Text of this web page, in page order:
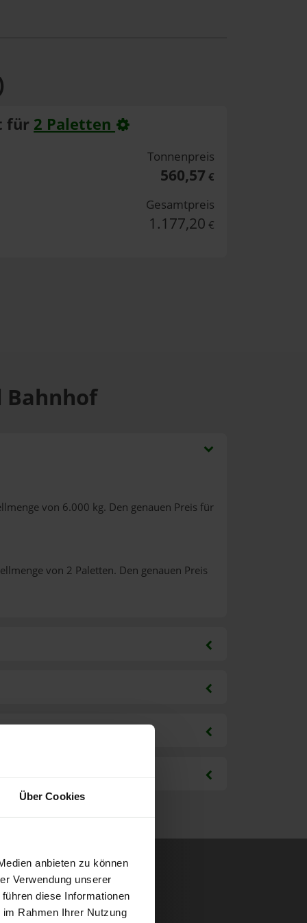
Über Cookies
anbieten zu können
Verwendung unserer
diese Informationen
Rahmen Ihrer Nutzung
für 2 Paletten
Tonnenpreis
560,57 €
Gesamtpreis
1.177,20 €
Bahnhof
von 6.000 kg. Den genauen Preis für
von 2 Paletten. Den genauen Preis